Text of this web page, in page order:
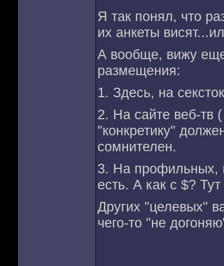
Я так понял, что
их анкеты
А вообще, вижу еще
размещения:
1. Здесь, на
2. На сайте веб-тв
"конкретику"
сомнителен.
3. На профильных,
есть. А как с $?
Других "целевых"
чего-то "не